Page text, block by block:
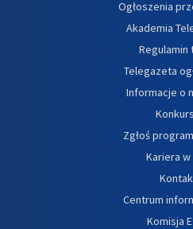
Ogłoszenia
Akademia
Regulamin
Telegazeta
Informacje o
Zgłoś
Kariera w
Centrum
Komisja